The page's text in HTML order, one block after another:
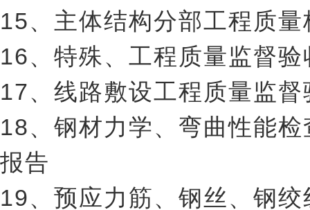
15、主体结构分部工程质
16、特殊、工程质量监督
17、线路敷设工程质量监
18、钢材力学、弯曲性能
报告
19、预应力筋、钢丝、钢